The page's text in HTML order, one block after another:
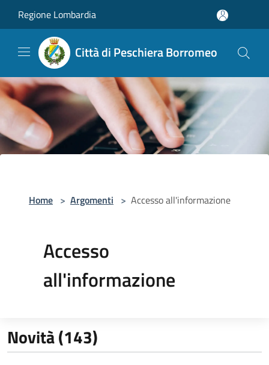
Regione Lombardia
Città di Peschiera Borromeo
Home > Argomenti > Accesso all'informazione
Accesso
all'informazione
Novità (143)